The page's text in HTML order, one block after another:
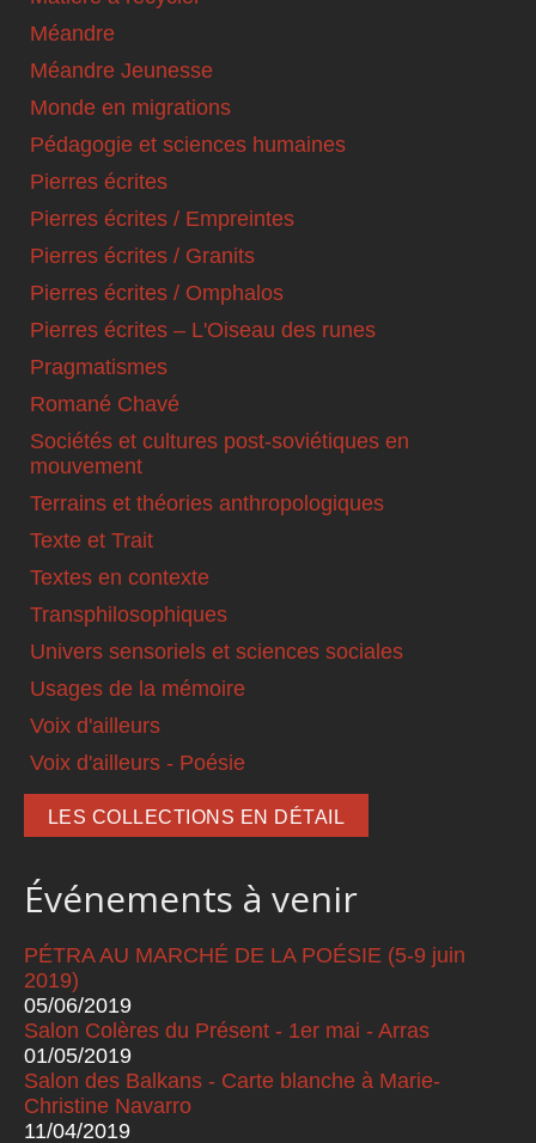
Méandre
Méandre Jeunesse
Monde en migrations
Pédagogie et sciences humaines
Pierres écrites
Pierres écrites / Empreintes
Pierres écrites / Granits
Pierres écrites / Omphalos
Pierres écrites – L'Oiseau des runes
Pragmatismes
Romané Chavé
Sociétés et cultures post-soviétiques en
mouvement
Terrains et théories anthropologiques
Texte et Trait
Textes en contexte
Transphilosophiques
Univers sensoriels et sciences sociales
Usages de la mémoire
Voix d'ailleurs
Voix d'ailleurs - Poésie
LES COLLECTIONS EN DÉTAIL
Événements à venir
PÉTRA AU MARCHÉ DE LA POÉSIE (5-9 juin
2019)
05/06/2019
Salon Colères du Présent - 1er mai - Arras
01/05/2019
Salon des Balkans - Carte blanche à Marie-
Christine Navarro
11/04/2019